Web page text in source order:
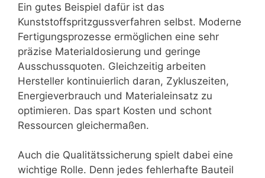
Ein gutes Beispiel dafür ist das
Kunststoffspritzgussverfahren selbst. Moderne
Fertigungsprozesse ermöglichen eine sehr
präzise Materialdosierung und geringe
Ausschussquoten. Gleichzeitig arbeiten
Hersteller kontinuierlich daran, Zykluszeiten,
Energieverbrauch und Materialeinsatz zu
optimieren. Das spart Kosten und schont
Ressourcen gleichermaßen.
Auch die Qualitätssicherung spielt dabei eine
wichtige Rolle. Denn jedes fehlerhafte Bauteil